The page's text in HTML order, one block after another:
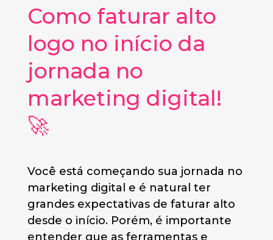
Como faturar alto
logo no início da
jornada no
marketing digital!
🚀
Você está começando sua jornada no
marketing digital e é natural ter
grandes expectativas de faturar alto
desde o início. Porém, é importante
entender que as ferramentas e